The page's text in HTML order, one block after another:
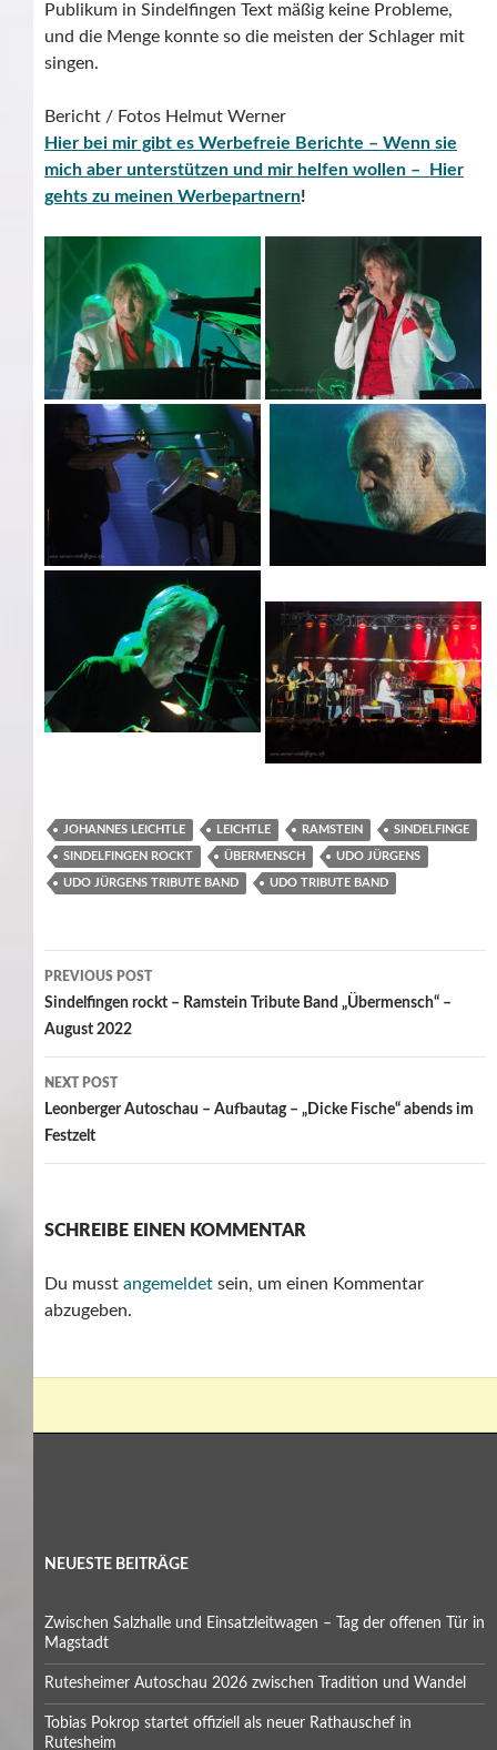
Publikum in Sindelfingen Text mäßig keine Probleme,
und die Menge konnte so die meisten der Schlager mit
singen.
Bericht / Fotos Helmut Werner
Hier bei mir gibt es Werbefreie Berichte – Wenn sie
mich aber unterstützen und mir helfen wollen – Hier
gehts zu meinen Werbepartnern!
JOHANNES LEICHTLE LEICHTLE RAMSTEIN SINDELFINGE
SINDELFINGEN ROCKT ÜBERMENSCH UDO JÜRGENS
UDO JÜRGENS TRIBUTE BAND UDO TRIBUTE BAND
Post
navigation
PREVIOUS POST
Sindelfingen rockt – Ramstein Tribute Band „Übermensch“ –
August 2022
NEXT POST
Leonberger Autoschau – Aufbautag – „Dicke Fische“ abends im
Festzelt
SCHREIBE EINEN KOMMENTAR
Du musst angemeldet sein, um einen Kommentar
abzugeben.
NEUESTE BEITRÄGE
Zwischen Salzhalle und Einsatzleitwagen – Tag der offenen Tür in
Magstadt
Rutesheimer Autoschau 2026 zwischen Tradition und Wandel
Tobias Pokrop startet offiziell als neuer Rathauschef in
Rutesheim